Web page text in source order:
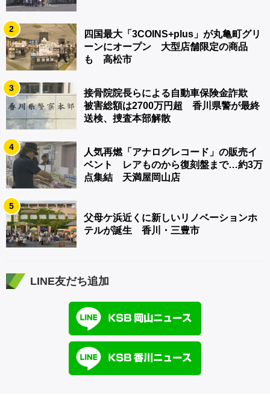
2
四国最大「3COINS+plus」が丸亀町グリ
ーンにオープン 大型店舗限定の商品
も 高松市
3
接骨院院長らによる自動車保険金詐欺
被害総額は2700万円超 香川県警が最終
送検、捜査本部解散
4
人気再燃「アナログレコード」の販売イ
ベント レアものから復刻盤まで…約3万
点集結 天満屋岡山店
5
父母ケ浜近くに新しいリノベーションホ
テルが誕生 香川・三豊市
LINE友だち追加